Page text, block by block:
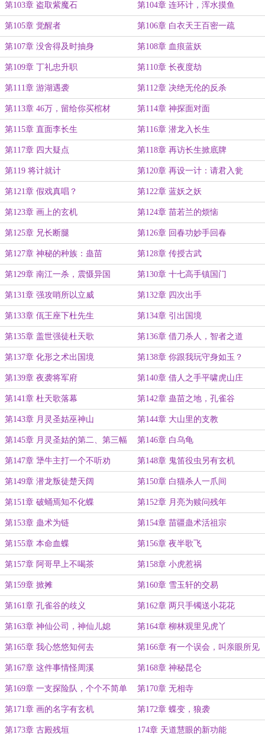
第103章 盗取紫魔石 第104章 连环计，浑水摸鱼
第105章 觉醒者 第106章 白衣天王百密一疏
第107章 没舍得及时抽身 第108章 血痕蓝妖
第109章 丁礼忠升职 第110章 长夜度劫
第111章 游湖遇袭 第112章 决绝无伦的反杀
第113章 46万，留给你买棺材 第114章 神探面对面
第115章 直面李长生 第116章 潜龙入长生
第117章 四大疑点 第118章 再访长生掀底牌
第119 将计就计 第120章 再设一计：请君入瓮
第121章 假戏真唱？ 第122章 蓝妖之妖
第123章 画上的玄机 第124章 苗若兰的烦恼
第125章 兄长断腿 第126章 回春功妙手回春
第127章 神秘的种族：蛊苗 第128章 传授古武
第129章 南江一杀，震慑异国 第130章 十七高手镇国门
第131章 强攻哨所以立威 第132章 四次出手
第133章 佤王座下杜先生 第134章 引出国境
第135章 盖世强徒杜天歌 第136章 借刀杀人，智者之道
第137章 化形之术出国境 第138章 你跟我玩守身如玉？
第139章 夜袭将军府 第140章 借人之手平啸虎山庄
第141章 杜天歌落幕 第142章 蛊苗之地，孔雀谷
第143章 月灵圣姑巫神山 第144章 大山里的支教
第145章 月灵圣姑的第二、第三幅
面孔
第146章 白乌龟
第147章 犟牛主打一个不听劝 第148章 鬼笛役虫另有玄机
第149章 潜龙叛徒楚天阔 第150章 白猫杀人一爪间
第151章 破蛹焉知不化蝶 第152章 月亮为赎问残年
第153章 蛊术为链 第154章 苗疆蛊术活祖宗
第155章 本命血蝶 第156章 夜半歌飞
第157章 阿哥早上不喝茶 第158章 小虎惹祸
第159章 掀摊 第160章 雪玉轩的交易
第161章 孔雀谷的歧义 第162章 两只手镯送小花花
第163章 神仙公司，神仙儿媳 第164章 柳林观里见虎丫
第165章 我心悠悠知何去 第166章 有一个误会，叫亲眼所见
第167章 这件事情怪周溪 第168章 神秘昆仑
第169章 一支探险队，个个不简单 第170章 无相寺
第171章 画的名字有玄机 第172章 蝶变，狼袭
第173章 古殿残垣 174章 天道慧眼的新功能